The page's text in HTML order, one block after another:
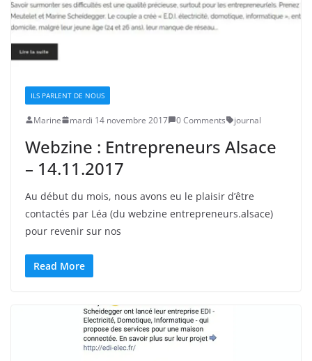
ILS PARLENT DE NOUS
Marine mardi 14 novembre 2017 0 Comments journal
Webzine : Entrepreneurs Alsace
– 14.11.2017
Au début du mois, nous avons eu le plaisir d’être
contactés par Léa (du webzine entrepreneurs.alsace)
pour revenir sur nos
Read More